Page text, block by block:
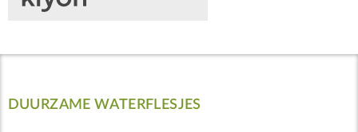
DUURZAME WATERFLESJES